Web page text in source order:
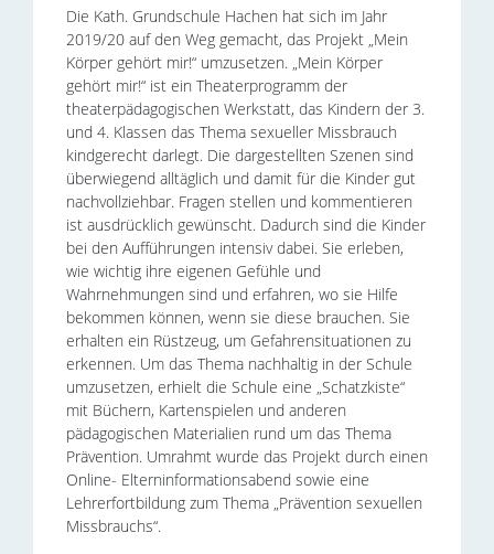
Die Kath. Grundschule Hachen hat sich im Jahr
2019/20 auf den Weg gemacht, das Projekt „Mein
Körper gehört mir!“ umzusetzen. „Mein Körper
gehört mir!“ ist ein Theaterprogramm der
theaterpädagogischen Werkstatt, das Kindern der 3.
und 4. Klassen das Thema sexueller Missbrauch
kindgerecht darlegt. Die dargestellten Szenen sind
überwiegend alltäglich und damit für die Kinder gut
nachvollziehbar. Fragen stellen und kommentieren
ist ausdrücklich gewünscht. Dadurch sind die Kinder
bei den Aufführungen intensiv dabei. Sie erleben,
wie wichtig ihre eigenen Gefühle und
Wahrnehmungen sind und erfahren, wo sie Hilfe
bekommen können, wenn sie diese brauchen. Sie
erhalten ein Rüstzeug, um Gefahrensituationen zu
erkennen. Um das Thema nachhaltig in der Schule
umzusetzen, erhielt die Schule eine „Schatzkiste“
mit Büchern, Kartenspielen und anderen
pädagogischen Materialien rund um das Thema
Prävention. Umrahmt wurde das Projekt durch einen
Online- Elterninformationsabend sowie eine
Lehrerfortbildung zum Thema „Prävention sexuellen
Missbrauchs“.